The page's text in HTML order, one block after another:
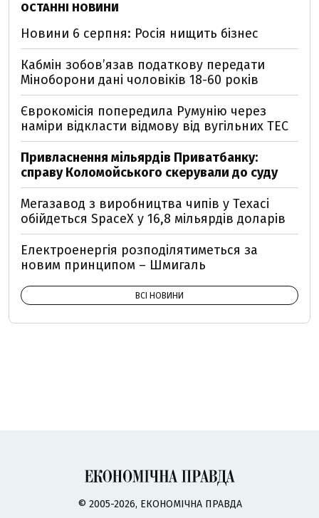
ОСТАННІ НОВИНИ
Новини 6 серпня: Росія нищить бізнес
Кабмін зобовʼязав податкову передати
Міноборони дані чоловіків 18-60 років
Єврокомісія попередила Румунію через
наміри відкласти відмову від вугільних ТЕС
Привласнення мільярдів Приватбанку:
справу Коломойського скерували до суду
Мегазавод з виробництва чипів у Техасі
обійдеться SpaceX у 16,8 мільярдів доларів
Електроенергія розподілятиметься за
новим принципом – Шмигаль
ВСІ НОВИНИ
© 2005-2026, ЕКОНОМІЧНА ПРАВДА